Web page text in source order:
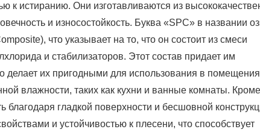
к истиранию. Они изготавливаются из
и износостойкость. Буква «SPC» в названии
что указывает на то, что он состоит из смеси
и стабилизаторов. Этот состав придает им
делает их пригодными для использования в
влажности, таких как кухни и ванные комнаты. Кроме
гладкой поверхности и бесшовной
и устойчивостью к плесени, что способствует